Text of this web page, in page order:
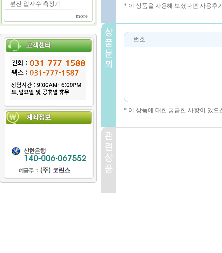
분진 입자수 측정기
more
* 이 상품을 사용해 보셨다면 사용후
번호
* 이 상품에 대한 궁금한 사항이 있